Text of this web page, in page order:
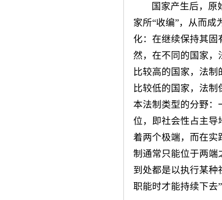
国家产生后，原
家所“收编”，从而
化：在继续保持其
然，在不同的国家，
比较高的国家，法
比较低的国家，法
本法制类型的分野：
位，即社会性占主
着两个极端，而在实
制通常只能位于两端
到处都是以执行某
职能时才能持续下去